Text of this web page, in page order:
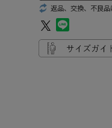
返品、交換、不良